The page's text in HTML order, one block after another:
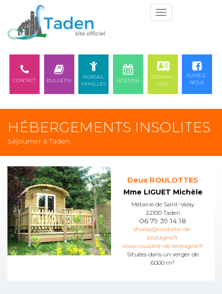
CONTACT BULLETIN
PORTAIL
FAMILLES
AGENDA
DÉMARC
HES
SUIVEZ-
NOUS
HÉBERGEMENTS INSOLITES
Séjourner à Taden
Deux ROULOTTES
Mme LIGUET Michèle
Métairie de Saint-Valay
22100 Taden
06 79 39 14 18
stvalay@roulotte-de-
bretagne.fr
www.roulotte-de-bretagne.fr
Situées dans un verger de
6000 m²